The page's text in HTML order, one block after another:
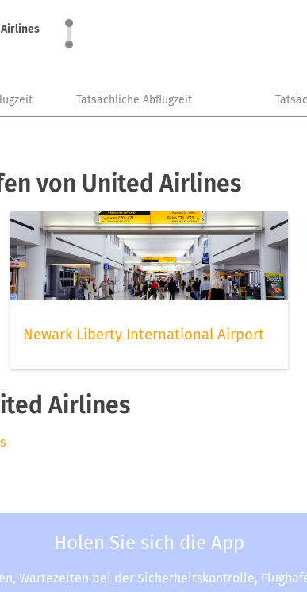
Tatsächliche Abflugzeit
von United Airlines
Newark Liberty International Airport
Airlines
Holen Sie sich die App
Wartezeiten bei der Sicherheitskontrolle,